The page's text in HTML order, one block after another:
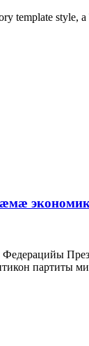
template
партиты